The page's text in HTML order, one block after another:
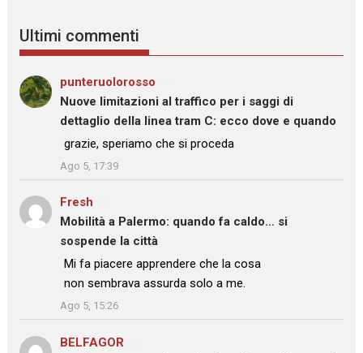
Ultimi commenti
punteruolorosso
Nuove limitazioni al traffico per i saggi di
dettaglio della linea tram C: ecco dove e quando
: “
grazie, speriamo che si proceda
”
Ago 5, 17:39
Fresh
Mobilità a Palermo: quando fa caldo… si
sospende la città
: “
Mi fa piacere apprendere che la cosa
non sembrava assurda solo a me.
”
Ago 5, 15:26
BELFAGOR